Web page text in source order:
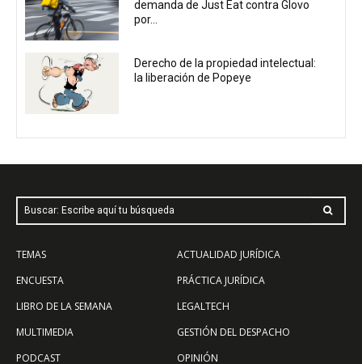
demanda de Just Eat contra Glovo
por...
Derecho de la propiedad intelectual:
la liberación de Popeye
Buscar: Escribe aquí tu búsqueda
TEMAS
ENCUESTA
LIBRO DE LA SEMANA
MULTIMEDIA
PODCAST
ACTUALIDAD JURÍDICA
PRÁCTICA JURÍDICA
LEGALTECH
GESTIÓN DEL DESPACHO
OPINIÓN